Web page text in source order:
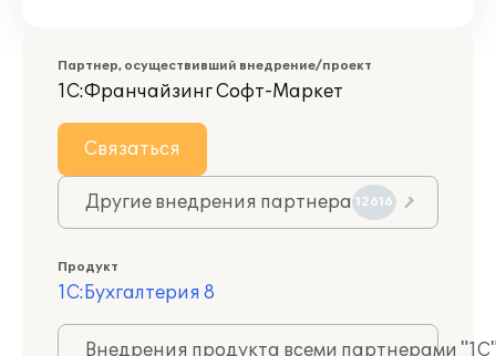
Партнер, осуществивший внедрение/проект
1С:Франчайзинг Софт-Маркет
Связаться
Другие внедрения партнера 12616
Продукт
1С:Бухгалтерия 8
Внедрения продукта всеми партнерами